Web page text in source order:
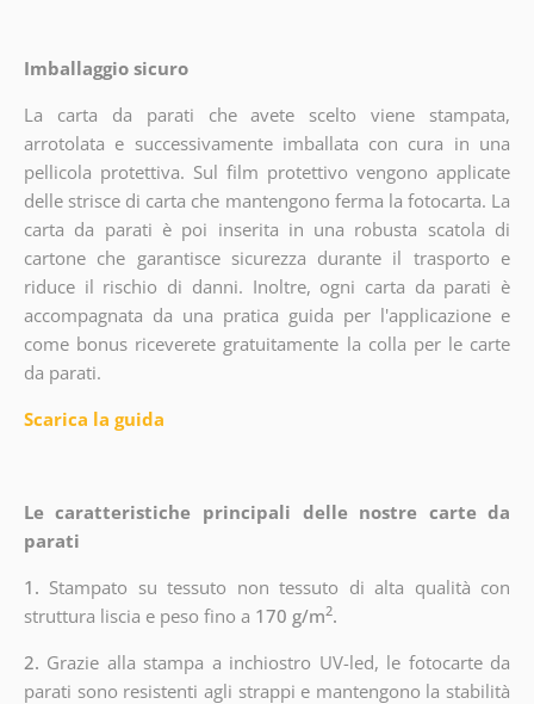
Imballaggio sicuro
La carta da parati che avete scelto viene stampata,
arrotolata e successivamente imballata con cura in una
pellicola protettiva. Sul film protettivo vengono applicate
delle strisce di carta che mantengono ferma la fotocarta. La
carta da parati è poi inserita in una robusta scatola di
cartone che garantisce sicurezza durante il trasporto e
riduce il rischio di danni. Inoltre, ogni carta da parati è
accompagnata da una pratica guida per l'applicazione e
come bonus riceverete gratuitamente la colla per le carte
da parati.
Scarica la guida
Le caratteristiche principali delle nostre carte da
parati
1. Stampato su tessuto non tessuto di alta qualità con
struttura liscia e peso fino a 170 g/m2.
2. Grazie alla stampa a inchiostro UV-led, le fotocarte da
parati sono resistenti agli strappi e mantengono la stabilità